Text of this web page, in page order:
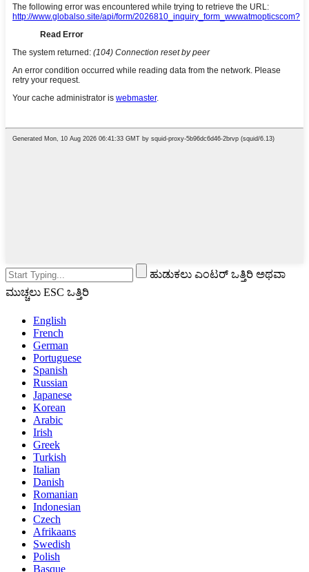
ಹುಡುಕಲು ಎಂಟರ್ ಒತ್ತಿರಿ ಅಥವಾ
ಮುಚ್ಚಲು ESC ಒತ್ತಿರಿ
English
French
German
Portuguese
Spanish
Russian
Japanese
Korean
Arabic
Irish
Greek
Turkish
Italian
Danish
Romanian
Indonesian
Czech
Afrikaans
Swedish
Polish
Basque